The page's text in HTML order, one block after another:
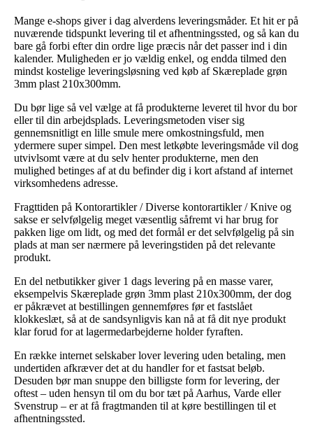
Mange e-shops giver i dag alverdens leveringsmåder. Et hit er på
nuværende tidspunkt levering til et afhentningssted, og så kan du
bare gå forbi efter din ordre lige præcis når det passer ind i din
kalender. Muligheden er jo vældig enkel, og endda tilmed den
mindst kostelige leveringsløsning ved køb af Skæreplade grøn
3mm plast 210x300mm.
Du bør lige så vel vælge at få produkterne leveret til hvor du bor
eller til din arbejdsplads. Leveringsmetoden viser sig
gennemsnitligt en lille smule mere omkostningsfuld, men
ydermere super simpel. Den mest letkøbte leveringsmåde vil dog
utvivlsomt være at du selv henter produkterne, men den
mulighed betinges af at du befinder dig i kort afstand af internet
virksomhedens adresse.
Fragttiden på Kontorartikler / Diverse kontorartikler / Knive og
sakse er selvfølgelig meget væsentlig såfremt vi har brug for
pakken lige om lidt, og med det formål er det selvfølgelig på sin
plads at man ser nærmere på leveringstiden på det relevante
produkt.
En del netbutikker giver 1 dags levering på en masse varer,
eksempelvis Skæreplade grøn 3mm plast 210x300mm, der dog
er påkrævet at bestillingen gennemføres før et fastslået
klokkeslæt, så at de sandsynligvis kan nå at få dit nye produkt
klar forud for at lagermedarbejderne holder fyraften.
En række internet selskaber lover levering uden betaling, men
undertiden afkræver det at du handler for et fastsat beløb.
Desuden bør man snuppe den billigste form for levering, der
oftest – uden hensyn til om du bor tæt på Aarhus, Varde eller
Svenstrup – er at få fragtmanden til at køre bestillingen til et
afhentningssted.